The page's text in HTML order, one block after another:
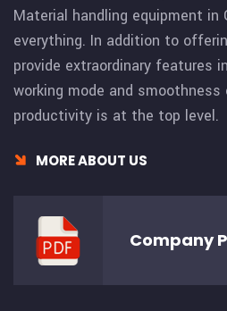
Material handling equipment in
everything. In addition to
provide extraordinary features
working mode and
productivity is at the top level.
MORE ABOUT US
Company